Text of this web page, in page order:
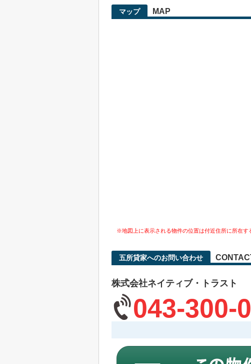
マップ MAP
※地図上に表示される物件の位置は付近住所に所在す
五所貸家へのお問い合わせ
株式会社ネイティブ・トラスト
043-300-